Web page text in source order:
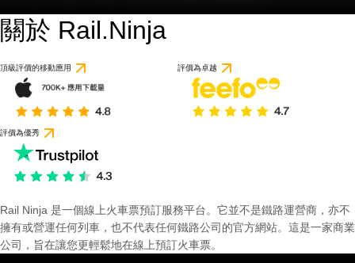
關於 Rail.Ninja
頂級評價的移動應用 評價為卓越
評價為優秀
Rail Ninja 是一個線上火車票預訂服務平台。它並不是鐵路運營商，亦不
擁有或營運任何列車，也不代表任何鐵路公司的官方網站。這是一家商業
公司，旨在讓您更輕鬆地在線上預訂火車票。